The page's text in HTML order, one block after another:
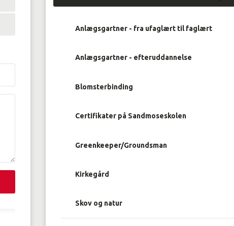
Anlægsgartner - fra ufaglært til faglært
Anlægsgartner - efteruddannelse
Blomsterbinding
Certifikater på Sandmoseskolen
Greenkeeper/Groundsman
Kirkegård
Skov og natur